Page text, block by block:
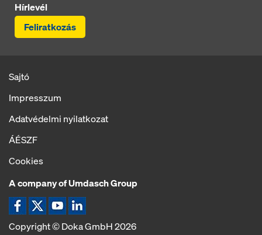
Hírlevél
Feliratkozás
Sajtó
Impresszum
Adatvédelmi nyilatkozat
ÁÉSZF
Cookies
A company of Umdasch Group
Ikon Facebook
Ikon XIkon YouTube
Ikon LinkedIn
Copyright © Doka GmbH 2026